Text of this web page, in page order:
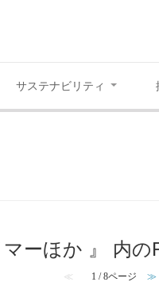
サステナビリティ
ーほか 』 内の
≪ 1 / 8ページ ≫